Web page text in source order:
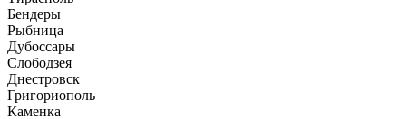
Бендеры
Рыбница
Дубоссары
Слободзея
Днестровск
Григориополь
Каменка